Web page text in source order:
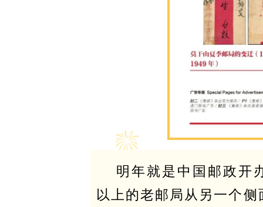
明年就是中国邮政开
以上的老邮局从另一个